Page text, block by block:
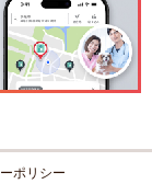
ポリシー